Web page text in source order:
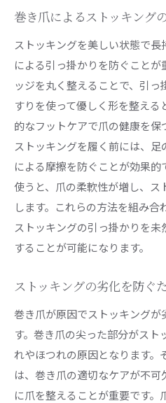
巻き爪によるストッキング
ストッキングを美しい状態で
による引っ掛かりを防ぐことが
ッジを丸く整えることで、引
すりを使って優しく形を整え
的なフットケアで爪の健康を保
ストッキングを履く前には、
による摩擦を防ぐことが効果的
使うと、爪の柔軟性が増し、ス
します。これらの方法を組み合
ストッキングの引っ掛かりを
することが可能になります。
ストッキングの劣化を防ぐ
巻き爪が原因でストッキングが
す。巻き爪の尖った部分がス
れやほつれの原因となります。
は、巻き爪の適切なケアが不
に爪を整えることが重要です。